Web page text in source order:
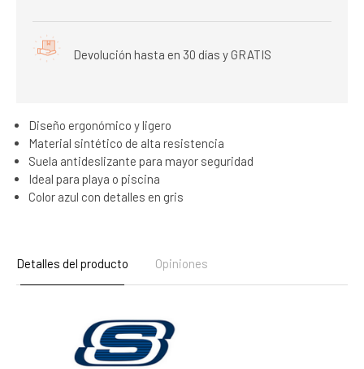
Devolución hasta en 30 días y GRATIS
Diseño ergonómico y ligero
Material sintético de alta resistencia
Suela antideslizante para mayor seguridad
Ideal para playa o piscina
Color azul con detalles en gris
Detalles del producto Opiniones